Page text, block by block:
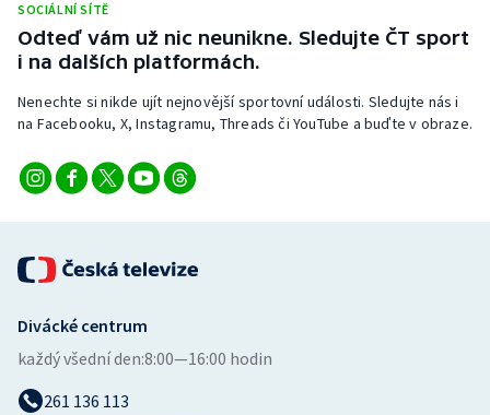
SOCIÁLNÍ SÍTĚ
Odteď vám už nic neunikne. Sledujte ČT sport
i na dalších platformách.
Nenechte si nikde ujít nejnovější sportovní události. Sledujte nás i
na Facebooku, X, Instagramu, Threads či YouTube a buďte v obraze.
Divácké centrum
každý všední den:8:00—16:00 hodin
261 136 113